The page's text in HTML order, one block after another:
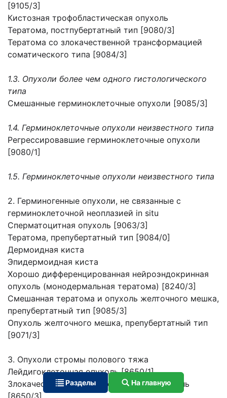
[9105/3]
Кистозная трофобластическая опухоль
Тератома, постпубертатный тип [9080/3]
Тератома со злокачественной трансформацией
соматического типа [9084/3]
1.3. Опухоли более чем одного гистологического
типа
Смешанные герминоклеточные опухоли [9085/3]
1.4. Герминоклеточные опухоли неизвестного типа
Регрессировавшие герминоклеточные опухоли
[9080/1]
1.5. Герминоклеточные опухоли неизвестного типа
2. Герминогенные опухоли, не связанные с
герминоклеточной неоплазией in situ
Сперматоцитная опухоль [9063/3]
Тератома, препубертатный тип [9084/0]
Дермоидная киста
Эпидермоидная киста
Хорошо дифференцированная нейроэндокринная
опухоль (монодермальная тератома) [8240/3]
Смешанная тератома и опухоль желточного мешка,
препубертатный тип [9085/3]
Опухоль желточного мешка, препубертатный тип
[9071/3]
3. Опухоли стромы полового тяжа
Лейдигоклеточная опухоль [8650/1]
Злокачественная лейдигоклеточная опухоль
[8650/3]
Разделы На главную